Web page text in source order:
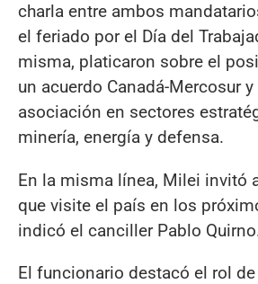
charla entre ambos
el feriado por el Día del
misma, platicaron sobre el
un acuerdo Canadá-Mercosur
asociación en sectores
minería, energía y defensa.
En la misma línea, Milei invitó
que visite el país en los
indicó el canciller Pablo
El funcionario destacó el rol de